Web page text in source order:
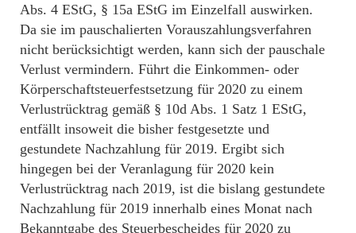
Abs. 4 EStG, § 15a EStG im Einzelfall auswirken.
Da sie im pauschalierten Vorauszahlungsverfahren
nicht berücksichtigt werden, kann sich der pauschale
Verlust vermindern. Führt die Einkommen- oder
Körperschaftsteuerfestsetzung für 2020 zu einem
Verlustrücktrag gemäß § 10d Abs. 1 Satz 1 EStG,
entfällt insoweit die bisher festgesetzte und
gestundete Nachzahlung für 2019. Ergibt sich
hingegen bei der Veranlagung für 2020 kein
Verlustrücktrag nach 2019, ist die bislang gestundete
Nachzahlung für 2019 innerhalb eines Monat nach
Bekanntgabe des Steuerbescheides für 2020 zu